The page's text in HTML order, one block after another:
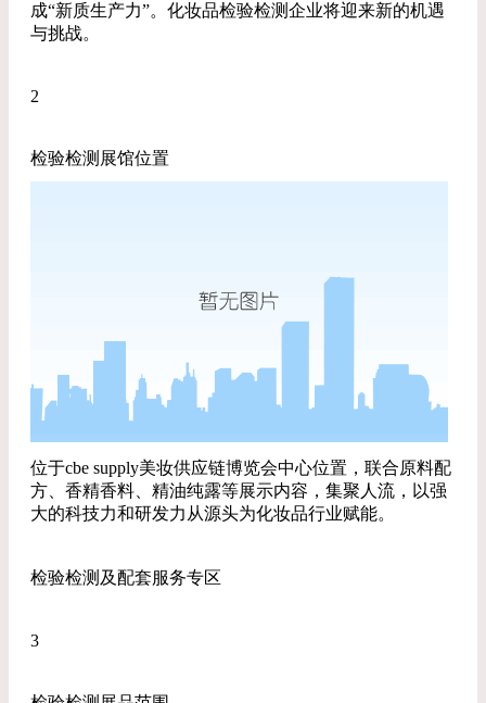
成“新质生产力”。化妆品检验检测企业将迎来新的机遇
与挑战。
2
检验检测展馆位置
位于cbe supply美妆供应链博览会中心位置，联合原料配
方、香精香料、精油纯露等展示内容，集聚人流，以强
大的科技力和研发力从源头为化妆品行业赋能。
检验检测及配套服务专区
3